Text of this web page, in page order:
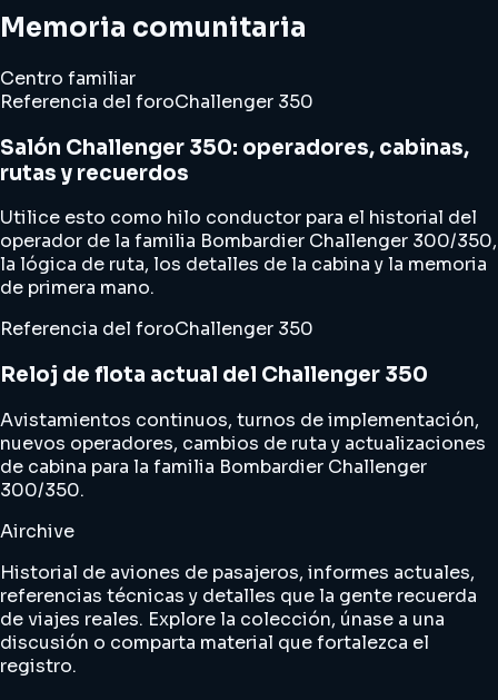
Memoria comunitaria
Centro familiar
Referencia del foroChallenger 350
Salón Challenger 350: operadores, cabinas,
rutas y recuerdos
Utilice esto como hilo conductor para el historial del
operador de la familia Bombardier Challenger 300/350,
la lógica de ruta, los detalles de la cabina y la memoria
de primera mano.
Referencia del foroChallenger 350
Reloj de flota actual del Challenger 350
Avistamientos continuos, turnos de implementación,
nuevos operadores, cambios de ruta y actualizaciones
de cabina para la familia Bombardier Challenger
300/350.
Airchive
Historial de aviones de pasajeros, informes actuales,
referencias técnicas y detalles que la gente recuerda
de viajes reales. Explore la colección, únase a una
discusión o comparta material que fortalezca el
registro.